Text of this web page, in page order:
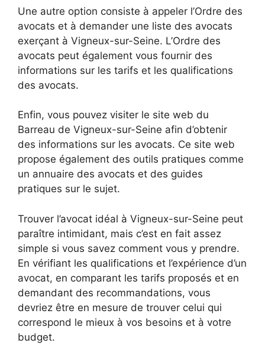
Une autre option consiste à appeler l’Ordre des
avocats et à demander une liste des avocats
exerçant à Vigneux-sur-Seine. L’Ordre des
avocats peut également vous fournir des
informations sur les tarifs et les qualifications
des avocats.
Enfin, vous pouvez visiter le site web du
Barreau de Vigneux-sur-Seine afin d’obtenir
des informations sur les avocats. Ce site web
propose également des outils pratiques comme
un annuaire des avocats et des guides
pratiques sur le sujet.
Trouver l’avocat idéal à Vigneux-sur-Seine peut
paraître intimidant, mais c’est en fait assez
simple si vous savez comment vous y prendre.
En vérifiant les qualifications et l’expérience d’un
avocat, en comparant les tarifs proposés et en
demandant des recommandations, vous
devriez être en mesure de trouver celui qui
correspond le mieux à vos besoins et à votre
budget.